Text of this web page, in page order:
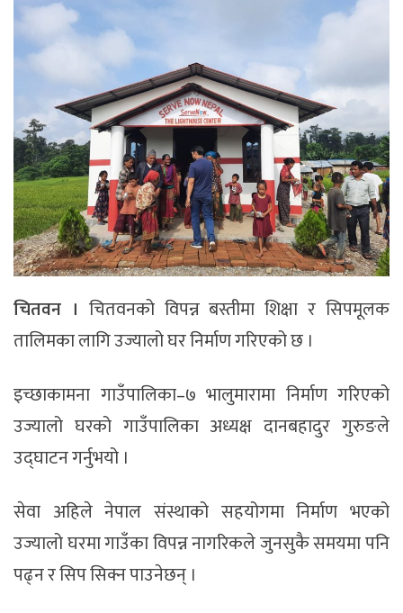
चितवन । चितवनको विपन्न बस्तीमा शिक्षा र सिपमूलक
तालिमका लागि उज्यालो घर निर्माण गरिएको छ ।
इच्छाकामना गाउँपालिका–७ भालुमारामा निर्माण गरिएको
उज्यालो घरको गाउँपालिका अध्यक्ष दानबहादुर गुरुङले
उद्घाटन गर्नुभयो ।
सेवा अहिले नेपाल संस्थाको सहयोगमा निर्माण भएको
उज्यालो घरमा गाउँका विपन्न नागरिकले जुनसुकै समयमा पनि
पढ्न र सिप सिक्न पाउनेछन् ।